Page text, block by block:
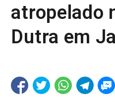
atropelado
Dutra em